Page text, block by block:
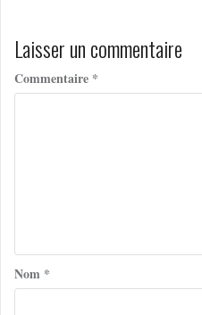
Laisser un commentaire
Commentaire *
Nom *